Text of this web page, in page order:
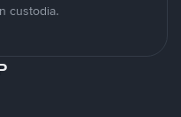
custodia.